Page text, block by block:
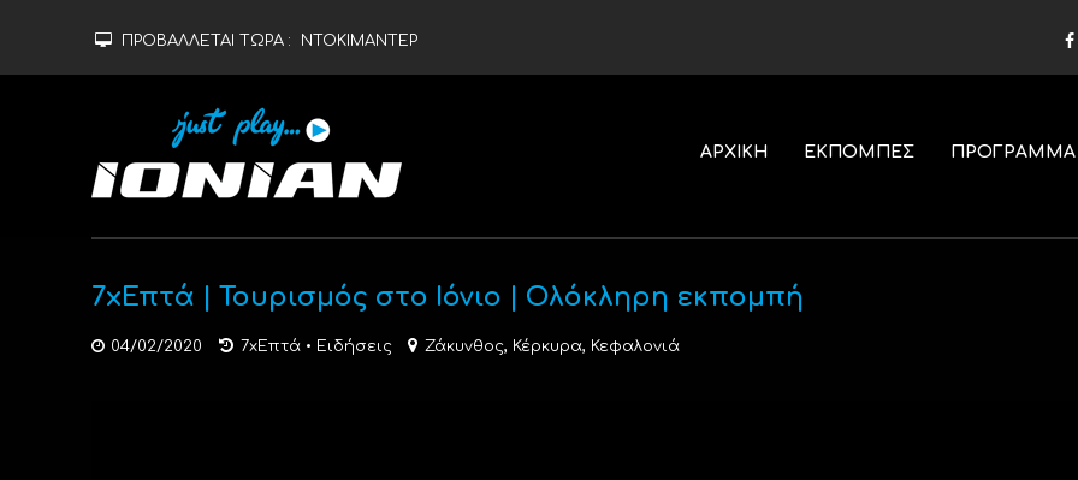
ΠΡΟΒΑΛΛΕΤΑΙ ΤΩΡΑ : ΝΤΟΚΙΜΑΝΤΕΡ
ΑΡΧΙΚΗ ΕΚΠΟΜΠΕΣ ΠΡΟΓΡΑΜΜΑ
7xΕπτά | Τουρισμός στο Ιόνιο | Ολόκληρη εκπομπή
04/02/2020 7xΕπτά • Ειδήσεις Ζάκυνθος, Κέρκυρα, Κεφαλονιά